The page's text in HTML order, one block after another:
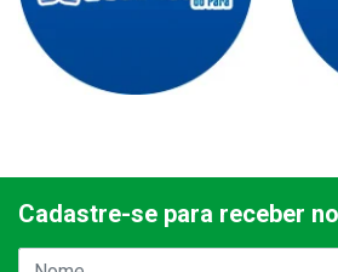
Cadastre-se para receber